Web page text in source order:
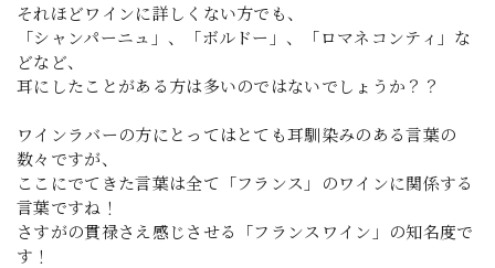
それほどワインに詳しくない方でも、
「シャンパーニュ」、「ボルドー」、「ロマネコンティ」な
どなど、
耳にしたことがある方は多いのではないでしょうか？？
ワインラバーの方にとってはとても耳馴染みのある言葉の
数々ですが、
ここにでてきた言葉は全て「フランス」のワインに関係する
言葉ですね！
さすがの貫禄さえ感じさせる「フランスワイン」の知名度で
す！